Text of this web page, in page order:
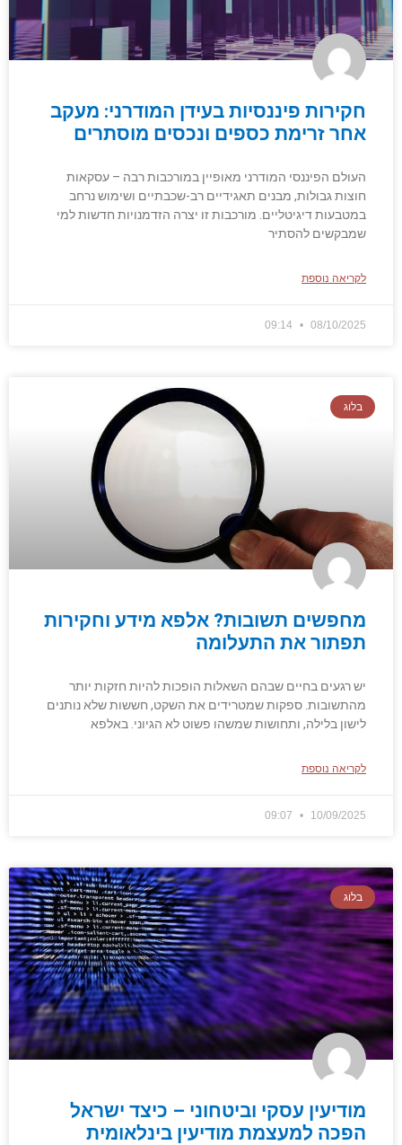
חקירות פיננסיות בעידן המודרני: מעקב
אחר זרימת כספים ונכסים מוסתרים
העולם הפיננסי המודרני מאופיין במורכבות רבה – עסקאות
חוצות גבולות, מבנים תאגידיים רב-שכבתיים ושימוש נרחב
במטבעות דיגיטליים. מורכבות זו יצרה הזדמנויות חדשות למי
שמבקשים להסתיר
לקריאה נוספת
08/10/2025
בלוג
מחפשים תשובות? אלפא מידע וחקירות
תפתור את התעלומה
יש רגעים בחיים שבהם השאלות הופכות להיות חזקות יותר
מהתשובות. ספקות שמטרידים את השקט, חששות שלא נותנים
לישון בלילה, ותחושות שמשהו פשוט לא הגיוני. באלפא
לקריאה נוספת
10/09/2025
בלוג
מודיעין עסקי וביטחוני – כיצד ישראל
הפכה למעצמת מודיעין בינלאומית